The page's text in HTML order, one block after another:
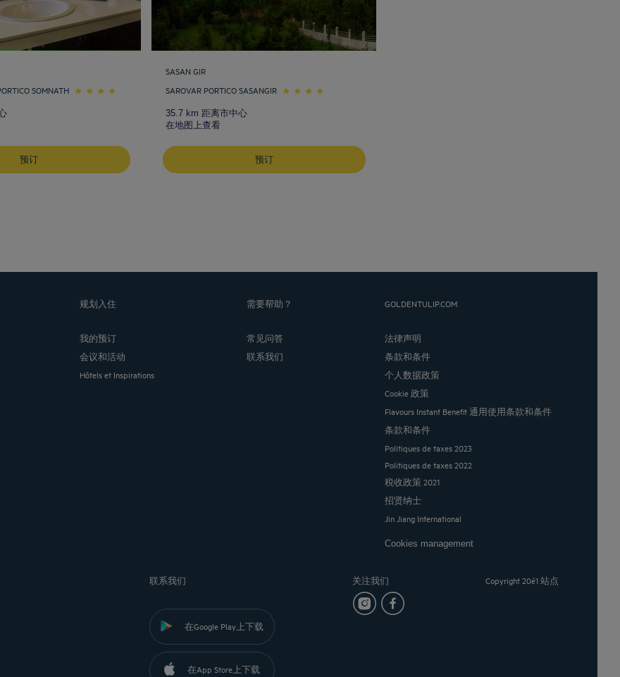
SOMNATH
预订
SASAN GIR
SAROVAR PORTICO SASANGIR
35.7 km 距离市中心
在地图上查看
预订
规划入住
我的预订
会议和活动
Hôtels et Inspirations
需要帮助？
常见问答
联系我们
GOLDENTULIP.COM
法律声明
条款和条件
个人数据政策
Cookie 政策
Flavours Instant Benefit 通用使用条款和条件
条款和条件
Politiques de taxes 2023
Politiques de taxes 2022
税收政策 2021
招贤纳士
Jin Jiang International
Cookies management
联系我们
在Google Play上下载
在App Store上下载
关注我们 Copyright 20é1 站点